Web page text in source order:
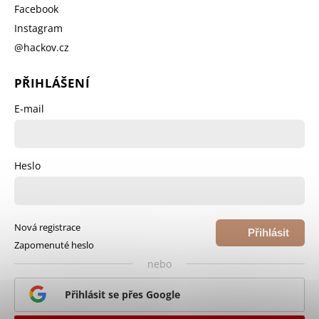
Facebook
Instagram
@hackov.cz
PŘIHLÁŠENÍ
E-mail
Heslo
Přihlásit
Nová registrace
Zapomenuté heslo
nebo
Přihlásit se přes Google